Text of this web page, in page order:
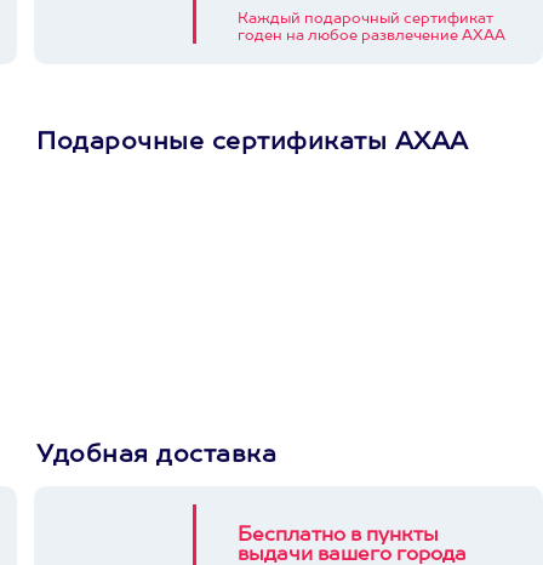
Каждый подарочный сертификат
годен на любое развлечение АХАА
Подарочные сертификаты АХАА
Удобная доставка
Бесплатно в пункты
выдачи вашего города